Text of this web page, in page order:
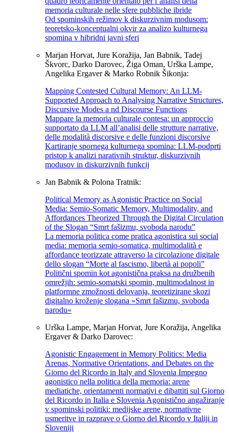
memoria culturale nelle sfere pubbliche ibride
Od spominskih režimov k diskurzivnim modusom:
teoretsko-konceptualni okvir za analizo kulturnega
spomina v hibridni javni sferi
Marjan Horvat, Jure Koražija, Jan Babnik, Tadej
Škvorc, Darko Darovec, Žiga Oman, Urška Lampe,
Angelika Ergaver & Marko Robnik Šikonja:
Mapping Contested Cultural Memory: An LLM-
Supported Approach to Analysing Narrative Structures,
Discursive Modes a nd Discourse Functions
Mappare la memoria culturale contesa: un approccio
supportato da LLM all’analisi delle strutture narrative,
delle modalità discorsive e delle funzioni discorsive
Kartiranje spornega kulturnega spomina: LLM-podprti
pristop k analizi narativnih struktur, diskurzivnih
modusov in diskurzivnih funkcij
Jan Babnik & Polona Tratnik:
Political Memory as Agonistic Practice on Social
Media: Semio-Somatic Memory, Multimodality, and
Affordances Theorized Through the Digital Circulation
of the Slogan “Smrt fašizmu, svoboda narodu”
La memoria politica come pratica agonistica sui social
media: memoria semio-somatica, multimodalità e
affordance teorizzate attraverso la circolazione digitale
dello slogan “Morte al fascismo, libertà ai popoli”
Politični spomin kot agonistična praksa na družbenih
omrežjih: semio-somatski spomin, multimodalnost in
platformne zmožnosti delovanja, teoretizirane skozi
digitalno kroženje slogana »Smrt fašizmu, svoboda
narodu«
Urška Lampe, Marjan Horvat, Jure Koražija, Angelika
Ergaver & Darko Darovec:
Agonistic Engagement in Memory Politics: Media
Arenas, Normative Orientations, and Debates on the
Giorno del Ricordo in Italy and Slovenia Impegno
agonistico nella politica della memoria: arene
mediatiche, orientamenti normativi e dibattiti sul Giorno
del Ricordo in Italia e Slovenia Agonistično angažiranje
v spominski politiki: medijske arene, normativne
usmeritve in razprave o Giorno del Ricordo v Italiji in
Sloveniji